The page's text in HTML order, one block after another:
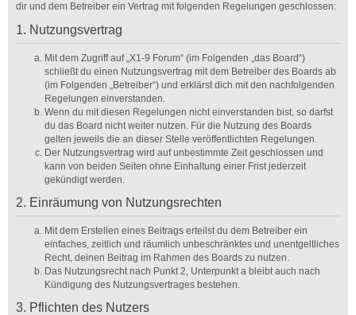
dir und dem Betreiber ein Vertrag mit folgenden Regelungen geschlossen:
1. Nutzungsvertrag
Mit dem Zugriff auf „X1-9 Forum“ (im Folgenden „das Board“)
schließt du einen Nutzungsvertrag mit dem Betreiber des Boards ab
(im Folgenden „Betreiber“) und erklärst dich mit den nachfolgenden
Regelungen einverstanden.
Wenn du mit diesen Regelungen nicht einverstanden bist, so darfst
du das Board nicht weiter nutzen. Für die Nutzung des Boards
gelten jeweils die an dieser Stelle veröffentlichten Regelungen.
Der Nutzungsvertrag wird auf unbestimmte Zeit geschlossen und
kann von beiden Seiten ohne Einhaltung einer Frist jederzeit
gekündigt werden.
2. Einräumung von Nutzungsrechten
Mit dem Erstellen eines Beitrags erteilst du dem Betreiber ein
einfaches, zeitlich und räumlich unbeschränktes und unentgeltliches
Recht, deinen Beitrag im Rahmen des Boards zu nutzen.
Das Nutzungsrecht nach Punkt 2, Unterpunkt a bleibt auch nach
Kündigung des Nutzungsvertrages bestehen.
3. Pflichten des Nutzers